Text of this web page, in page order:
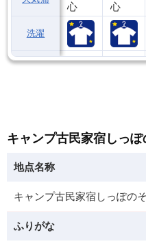
洗濯
キャンプ古民家宿しっ
地点名称
キャンプ古民家宿しっぽの
ふりがな